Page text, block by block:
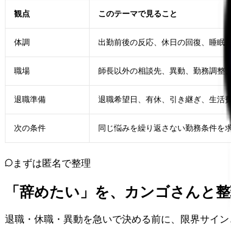
観点 このテーマで見ること
体調 出勤前後の反応、休日の回復、睡眠・
職場 師長以外の相談先、異動、勤務調整
退職準備 退職希望日、有休、引き継ぎ、生活費
次の条件 同じ悩みを繰り返さない勤務条件を
まずは匿名で整理
「辞めたい」を、カンゴさんと
退職・休職・異動を急いで決める前に、限界サイ